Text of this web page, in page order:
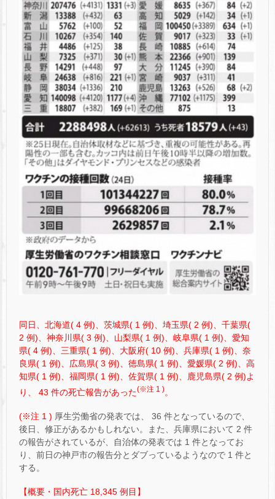
同日、北海道( 4 例)、茨城県( 1 例)、埼玉県( 2 例)、千葉県(
2 例)、神奈川県( 3 例)、山梨県( 1 例)、岐阜県( 1 例)、愛知
県( 4 例)、三重県( 1 例)、大阪府( 10 例)、兵庫県( 1 例)、奈
良県( 1 例)、広島県( 3 例)、徳島県( 1 例)、愛媛県( 2 例)、高
知県( 1 例)、福岡県( 1 例)、佐賀県( 1 例)、鹿児島県( 2 例)よ
り、 43 件の死亡報告があった(※注 1 )。
(※注 1 ) 厚生労働省の発表では、 36 件となっているので、
後日、修正があるかもしれない。また、兵庫県において 2 件
の報告がされているが、自治体の発表では 1 件となってお
り、前日の神戸市の報告分とダブっているようなので 1 件と
する。
【概要・国内死亡 18,345 例目】